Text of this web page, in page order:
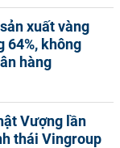
xuất vàng
64%, không
hàng
Vượng lần
thái Vingroup